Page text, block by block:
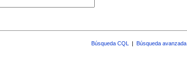
Búsqueda CQL | Búsqueda avanzada